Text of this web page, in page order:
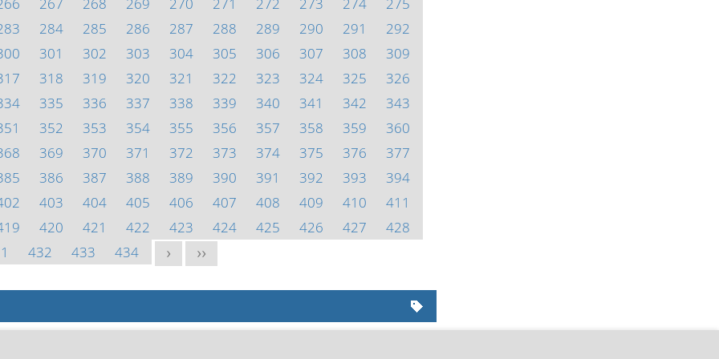
284 285 286 287 288 289 290 291
292
301 302 303 304 305 306 307 308
309
318 319 320 321 322 323 324 325
326
335 336 337 338 339 340 341 342
343
352 353 354 355 356 357 358 359
360
369 370 371 372 373 374 375 376
377
386 387 388 389 390 391 392 393
394
403 404 405 406 407 408 409 410
411
420 421 422 423 424 425 426 427
428
432 433 434 > >>